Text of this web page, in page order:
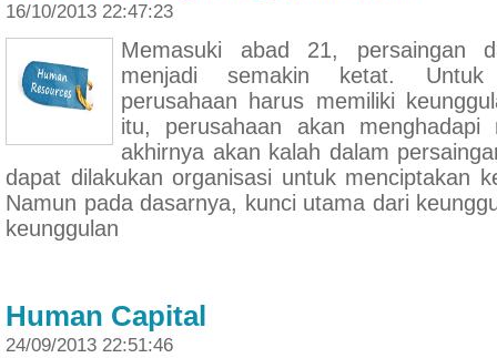
16/10/2013 22:47:23
Memasuki abad 21, persaingan
menjadi semakin ketat.
perusahaan harus memiliki
itu, perusahaan akan menghadapi
akhirnya akan kalah dalam
dapat dilakukan organisasi untuk menciptakan
Namun pada dasarnya, kunci utama dari
keunggulan
Human Capital
24/09/2013 22:51:46